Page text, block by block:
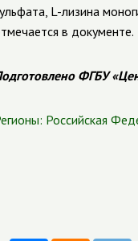
L-лизина
в документе.
ФГБУ
Российская